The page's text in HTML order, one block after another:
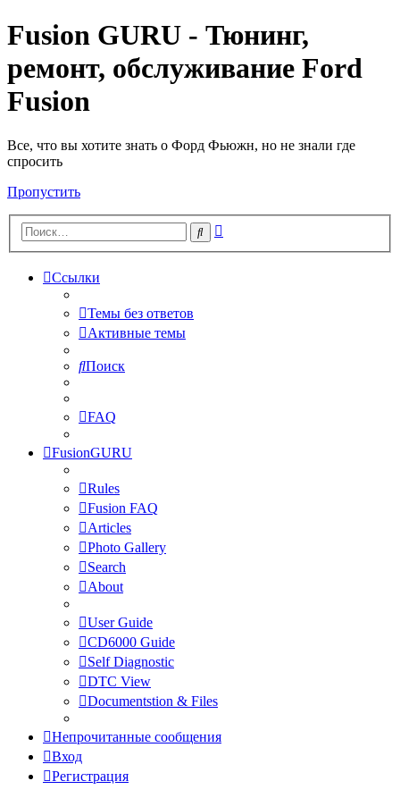
Fusion GURU - Тюнинг,
ремонт, обслуживание Ford
Fusion
Все, что вы хотите знать о Форд Фьюжн, но не знали где
спросить
Пропустить
Поиск
Ссылки
Темы без ответов
Активные темы
Поиск
FAQ
FusionGURU
Rules
Fusion FAQ
Articles
Photo Gallery
Search
About
User Guide
CD6000 Guide
Self Diagnostic
DTC View
Documentstion & Files
Непрочитанные сообщения
Вход
Регистрация